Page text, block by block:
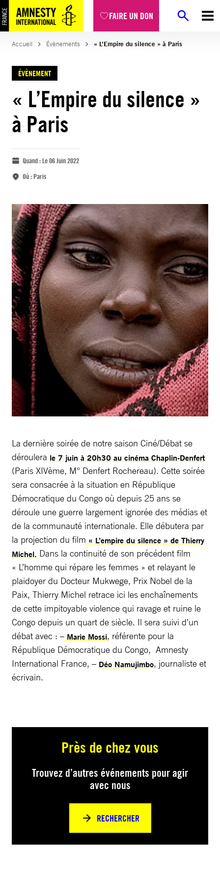
FAIRE UN DON
Accueil Évènements « L’Empire du silence » à Paris
ÉVÈNEMENT
« L’Empire du silence »
à Paris
Quand :Le 06 Juin 2022
Où :Paris
La dernière soirée de notre saison Ciné/Débat se
déroulera le 7 juin à 20h30 au cinéma Chaplin-Denfert
(Paris XIVème, M° Denfert Rochereau). Cette soirée
sera consacrée à la situation en République
Démocratique du Congo où depuis 25 ans se
déroule une guerre largement ignorée des médias et
de la communauté internationale. Elle débutera par
la projection du film « L’empire du silence » de Thierry
Michel. Dans la continuité de son précédent film
« L’homme qui répare les femmes » et relayant le
plaidoyer du Docteur Mukwege, Prix Nobel de la
Paix, Thierry Michel retrace ici les enchaînements
de cette impitoyable violence qui ravage et ruine le
Congo depuis un quart de siècle. Il sera suivi d’un
débat avec : – Marie Mossi, référente pour la
République Démocratique du Congo, Amnesty
International France, – Déo Namujimbo, journaliste et
écrivain.
Près de chez vous
Trouvez d’autres événements pour agir
avec nous
RECHERCHER